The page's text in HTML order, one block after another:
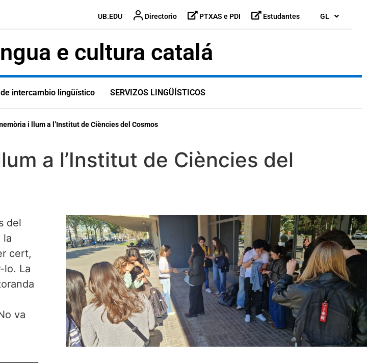
UB.EDU Directorio PTXAS e PDI Estudantes GL
e cultura catalá
intercambio lingüístico SERVIZOS LINGÜÍSTICOS
i llum a l’Institut de Ciències del Cosmos
a l’Institut de Ciències del
del
la
cert,
lo. La
va